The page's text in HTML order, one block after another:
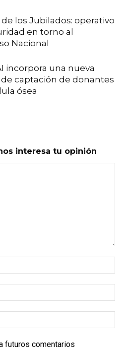
los Jubilados: operativo
en torno al
Nacional
incorpora una nueva
captación de donantes
ósea
interesa tu opinión
futuros comentarios